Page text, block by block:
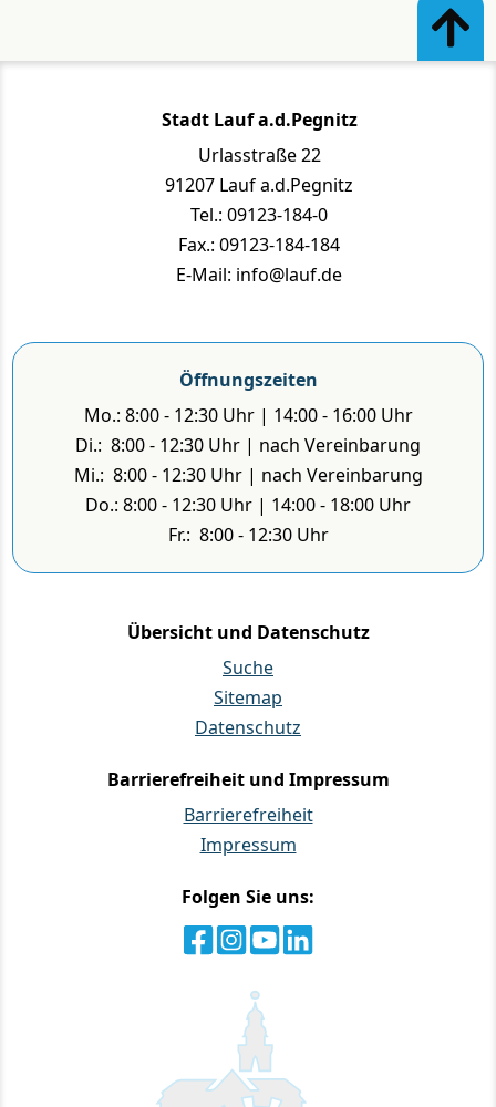
Stadt Lauf a.d.Pegnitz
Urlasstraße 22
91207 Lauf a.d.Pegnitz
Tel.: 09123-184-0
Fax.: 09123-184-184
E-Mail: info@lauf.de
Öffnungszeiten
Mo.: 8:00 - 12:30 Uhr | 14:00 - 16:00 Uhr
Di.: 8:00 - 12:30 Uhr | nach Vereinbarung
Mi.: 8:00 - 12:30 Uhr | nach Vereinbarung
Do.: 8:00 - 12:30 Uhr | 14:00 - 18:00 Uhr
Fr.: 8:00 - 12:30 Uhr
Übersicht und Datenschutz
Suche
Sitemap
Datenschutz
Barrierefreiheit und Impressum
Barrierefreiheit
Impressum
Folgen Sie uns: